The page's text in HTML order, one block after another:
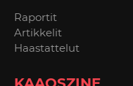
Raportit
Artikkelit
Haastattelut